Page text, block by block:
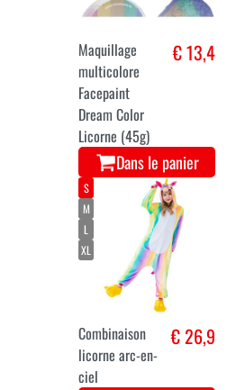
Maquillage
multicolore
Facepaint
Dream Color
Licorne (45g)
€ 13,4
Dans le panier
S
M
L
XL
Combinaison
licorne arc-en-
ciel
€ 26,9